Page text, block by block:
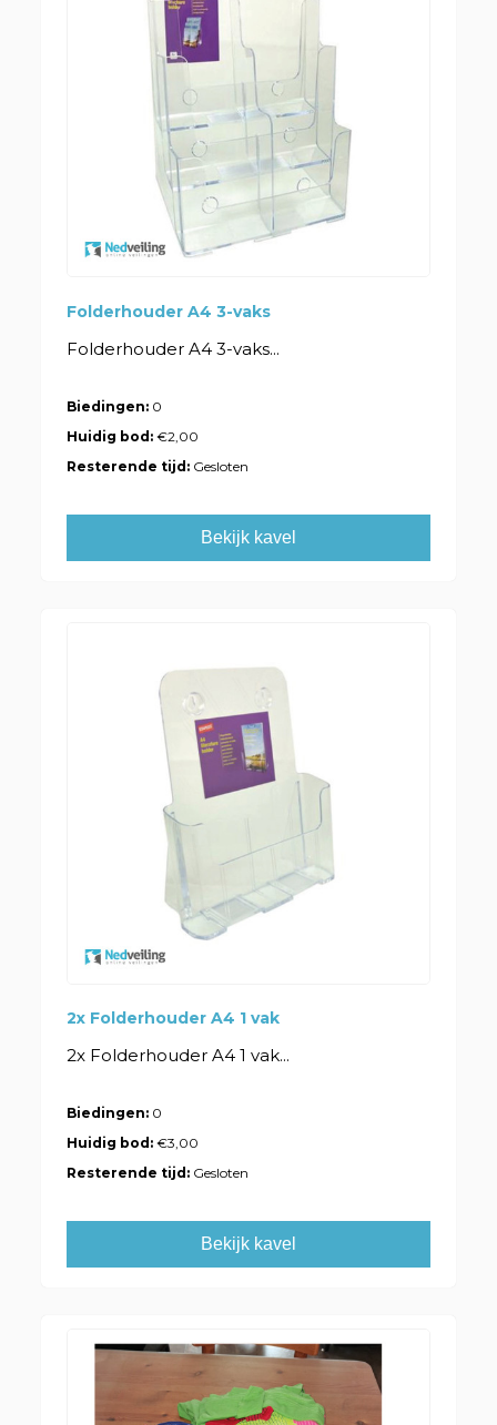
Folderhouder A4 3-vaks
Folderhouder A4 3-vaks...
Biedingen: 0
Huidig bod:€2,00
Resterende tijd: Gesloten
Bekijk kavel
2x Folderhouder A4 1 vak
2x Folderhouder A4 1 vak...
Biedingen: 0
Huidig bod:€3,00
Resterende tijd: Gesloten
Bekijk kavel